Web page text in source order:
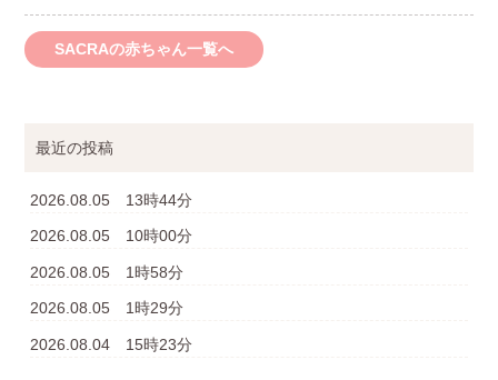
SACRAの赤ちゃん一覧へ
最近の投稿
2026.08.05 13時44分
2026.08.05 10時00分
2026.08.05 1時58分
2026.08.05 1時29分
2026.08.04 15時23分